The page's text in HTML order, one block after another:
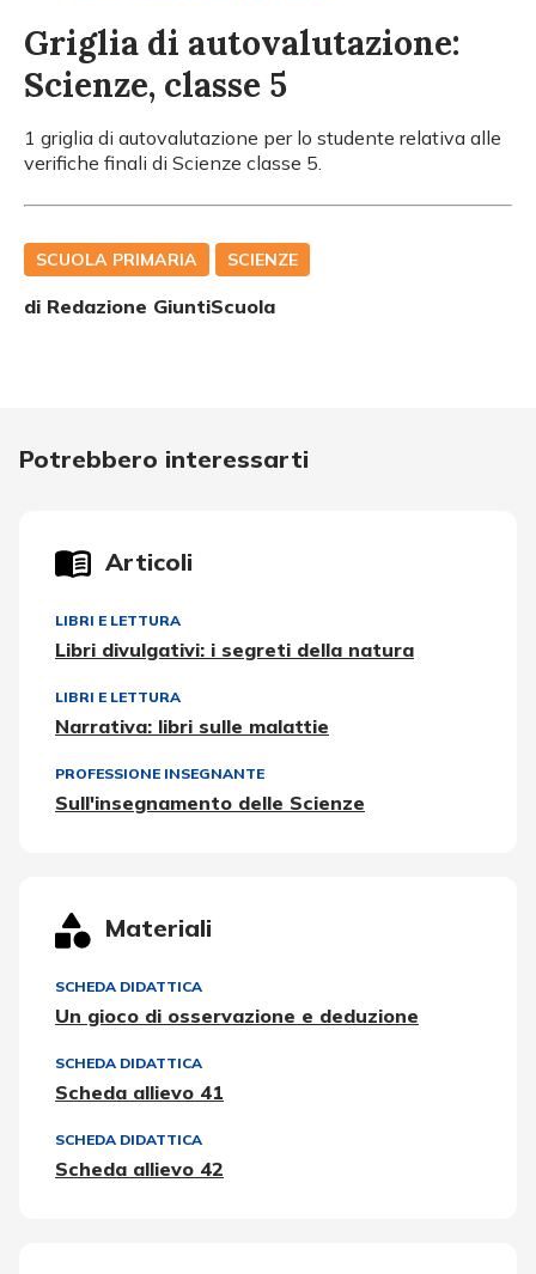
Griglia di autovalutazione:
Scienze, classe 5
1 griglia di autovalutazione per lo studente relativa alle
verifiche finali di Scienze classe 5.
SCUOLA PRIMARIA SCIENZE
di Redazione GiuntiScuola
Potrebbero interessarti
Articoli
LIBRI E LETTURA
Libri divulgativi: i segreti della natura
LIBRI E LETTURA
Narrativa: libri sulle malattie
PROFESSIONE INSEGNANTE
Sull'insegnamento delle Scienze
Materiali
SCHEDA DIDATTICA
Un gioco di osservazione e deduzione
SCHEDA DIDATTICA
Scheda allievo 41
SCHEDA DIDATTICA
Scheda allievo 42